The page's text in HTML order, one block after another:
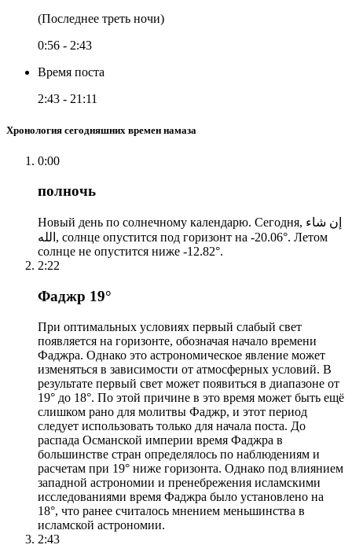
(Последнее треть ночи)
0:56 - 2:43
Время поста
2:43 - 21:11
Хронология сегодняшних времен намаза
0:00
полночь
Новый день по солнечному календарю. Сегодня, إن شاء
الله, солнце опустится под горизонт на -20.06°. Летом
солнце не опустится ниже -12.82°.
2:22
Фаджр 19°
При оптимальных условиях первый слабый свет
появляется на горизонте, обозначая начало времени
Фаджра. Однако это астрономическое явление может
изменяться в зависимости от атмосферных условий. В
результате первый свет может появиться в диапазоне от
19° до 18°. По этой причине в это время может быть ещё
слишком рано для молитвы Фаджр, и этот период
следует использовать только для начала поста. До
распада Османской империи время Фаджра в
большинстве стран определялось по наблюдениям и
расчетам при 19° ниже горизонта. Однако под влиянием
западной астрономии и пренебрежения исламскими
исследованиями время Фаджра было установлено на
18°, что ранее считалось мнением меньшинства в
исламской астрономии.
2:43